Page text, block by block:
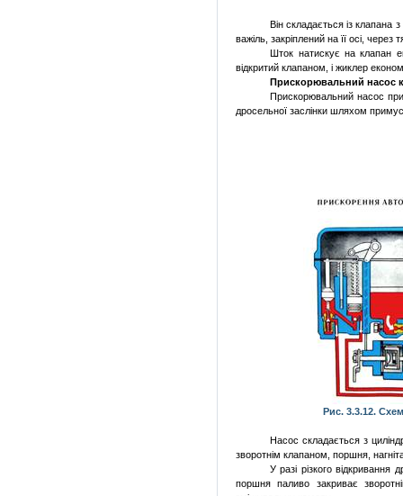
Він складається із клапана
важіль ,закріплений на їїосі , через
Шток натискує на клапан
відкритий клапаном, і жиклер
Прискорювальний насос
Прискорювальний насос
дросельної заслінки шляхом
Рис. 3.3.12.
Насосскладається з
зворотнім клапаном, поршня,
Уразі різкого відкривання
поршняпаливо закриває